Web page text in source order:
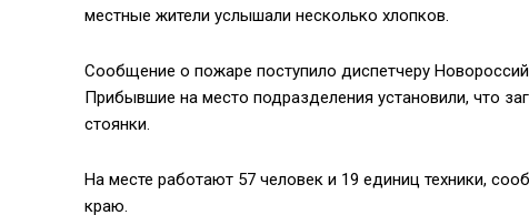
местные жители услышали несколько хлопков.
Сообщение о пожаре поступило диспетчеру
Прибывшие на место подразделения установили, что
стоянки.
На месте работают 57 человек и 19 единиц техники,
краю.